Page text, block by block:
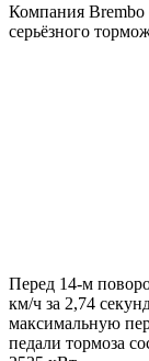
Компания Brembo
серьёзного
Перед 14-м
км/ч за 2,74
максимальную
педали тормоза